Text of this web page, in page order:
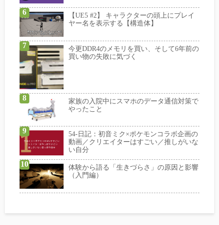
【UE5 #2】 キャラクターの頭上にプレイ
ヤー名を表示する【構造体】
今更DDR4のメモリを買い、そして6年前の
買い物の失敗に気づく
家族の入院中にスマホのデータ通信対策で
やったこと
54-日記：初音ミク×ポケモンコラボ企画の
動画／クリエイターはすごい／推しがいな
い自分
体験から語る「生きづらさ」の原因と影響
（入門編）